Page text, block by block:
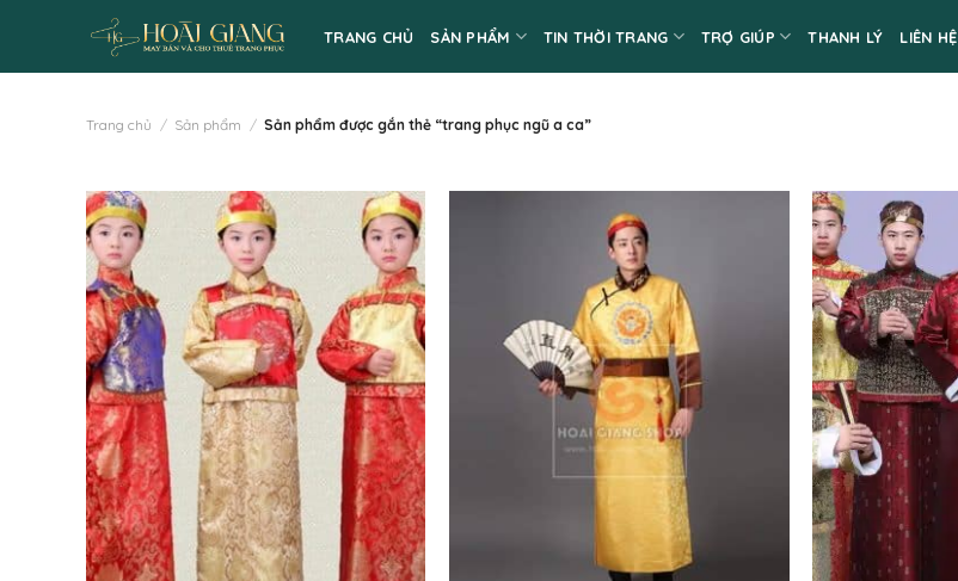
content
TRANG CHỦ SẢN PHẨM TIN THỜI TRANG TRỢ GIÚP THANH LÝ LIÊN HỆ
Trang chủ / Sản phẩm / Sản phẩm được gắn thẻ “trang phục ngũ a ca”